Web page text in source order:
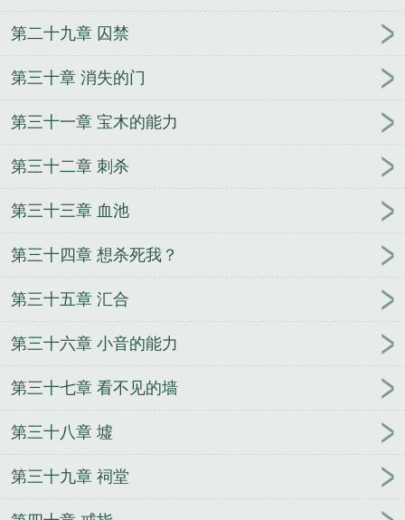
第二十九章 囚禁
第三十章 消失的门
第三十一章 宝木的能力
第三十二章 刺杀
第三十三章 血池
第三十四章 想杀死我？
第三十五章 汇合
第三十六章 小音的能力
第三十七章 看不见的墙
第三十八章 墟
第三十九章 祠堂